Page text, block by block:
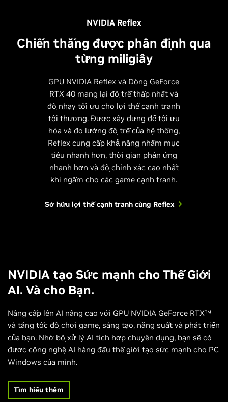
NVIDIA Reflex
Chiến thắng được phân định qua
từng miligiây
GPU NVIDIA Reflex và Dòng GeForce
RTX 40 mang lại độ trễ thấp nhất và
độ nhạy tối ưu cho lợi thế cạnh tranh
tối thượng. Được xây dựng để tối ưu
hóa và đo lường độ trễ của hệ thống,
Reflex cung cấp khả năng nhắm mục
tiêu nhanh hơn, thời gian phản ứng
nhanh hơn và độ chính xác cao nhất
khi ngắm cho các game cạnh tranh.
Sở hữu lợi thế cạnh tranh cùng Reflex
NVIDIA tạo Sức mạnh cho Thế Giới
AI. Và cho Bạn.
Nâng cấp lên AI nâng cao với GPU NVIDIA GeForce RTX™
và tăng tốc độ chơi game, sáng tạo, năng suất và phát triển
của bạn. Nhờ bộ xử lý AI tích hợp chuyên dụng, bạn sẽ có
được công nghệ AI hàng đầu thế giới tạo sức mạnh cho PC
Windows của mình.
Tìm hiểu thêm